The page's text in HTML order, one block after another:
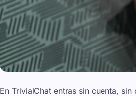
En TrivialChat entras sin cuenta,